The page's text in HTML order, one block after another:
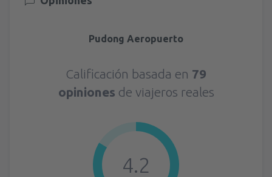
Pudong Aeropuerto
Calificación basada en 79
opiniones de viajeros reales
4.2